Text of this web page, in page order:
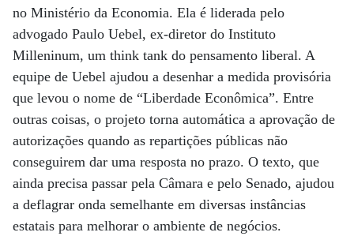
no Ministério da Economia. Ela é liderada pelo
advogado Paulo Uebel, ex-diretor do Instituto
Milleninum, um think tank do pensamento liberal. A
equipe de Uebel ajudou a desenhar a medida provisória
que levou o nome de “Liberdade Econômica”. Entre
outras coisas, o projeto torna automática a aprovação de
autorizações quando as repartições públicas não
conseguirem dar uma resposta no prazo. O texto, que
ainda precisa passar pela Câmara e pelo Senado, ajudou
a deflagrar onda semelhante em diversas instâncias
estatais para melhorar o ambiente de negócios.